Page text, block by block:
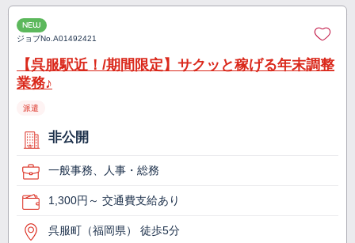
NEW
ジョブNo.A01492421
【呉服駅近！/期間限定】サクッと稼げる年末調整
業務♪
派遣
非公開
一般事務、人事・総務
1,300円～ 交通費支給あり
呉服町（福岡県） 徒歩5分